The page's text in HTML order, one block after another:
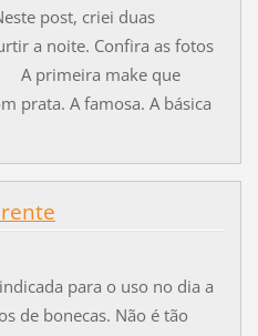
post, criei duas
a noite. Confira as fotos
A primeira make que
prata. A famosa. A básica
para o uso no dia a
de bonecas. Não é tão